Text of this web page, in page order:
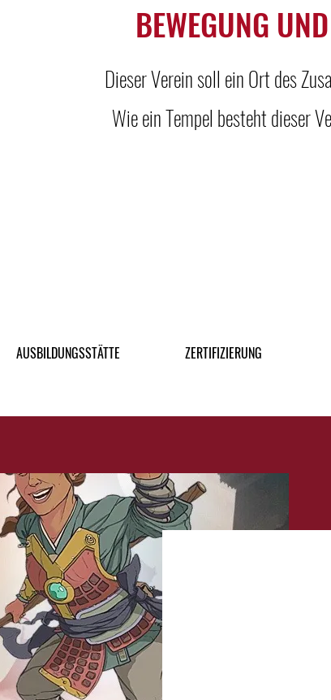
BEWEGUNG
Dieser Verein soll ein Ort des
Wie ein Tempel besteht dieser
AUSBILDUNGSSTÄTTE ZERTIFIZIERUNG